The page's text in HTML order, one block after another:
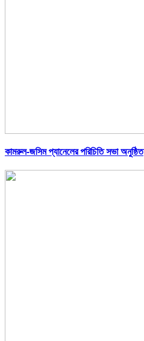
কামরুল-জসিম প্যানেলের পরিচিতি সভা অনুষ্ঠিত